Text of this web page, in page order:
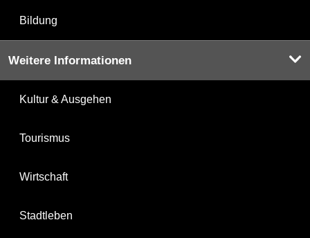
Bildung
Weitere Informationen
Kultur & Ausgehen
Tourismus
Wirtschaft
Stadtleben